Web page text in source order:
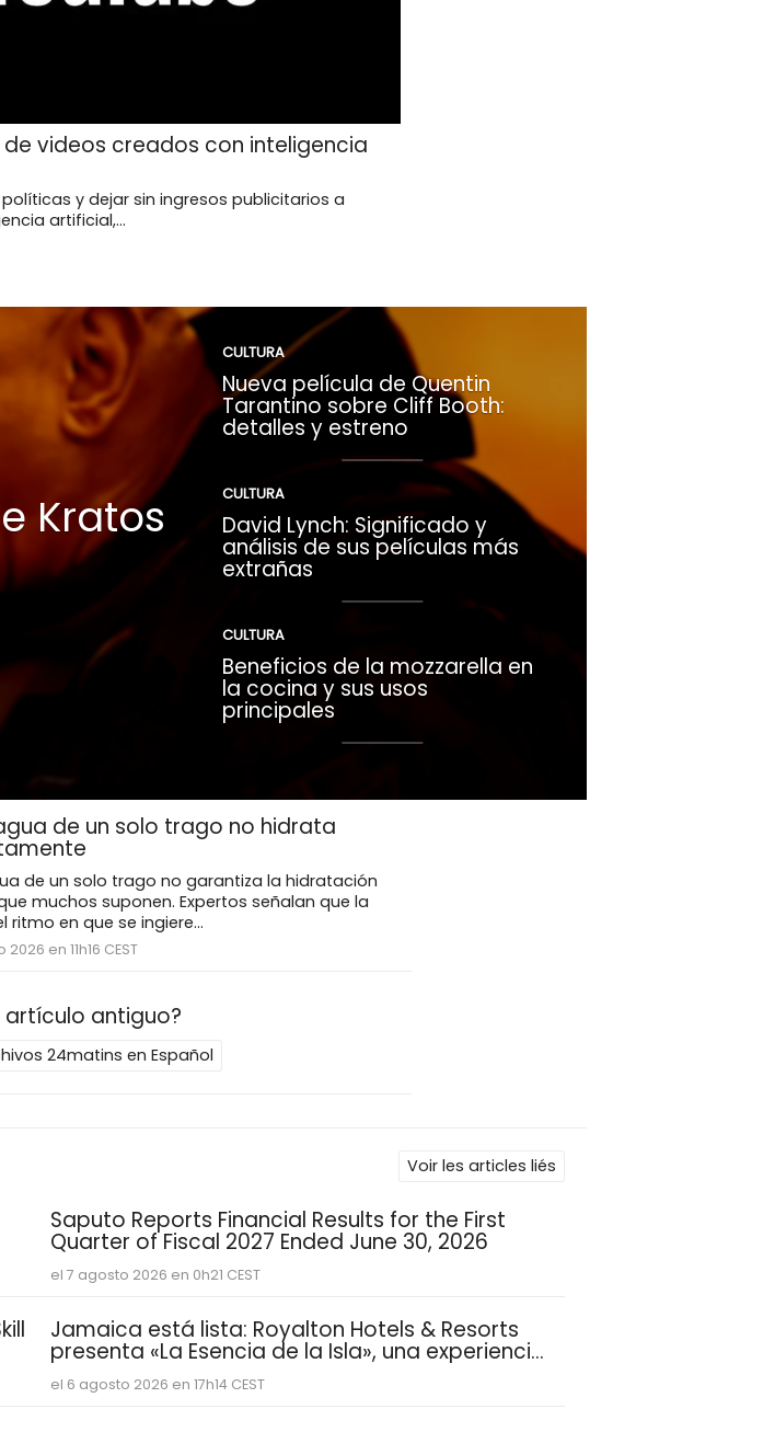
videos creados con inteligencia
y dejar sin ingresos publicitarios a
artificial,...
Kratos
CULTURA
Nueva película de Quentin
Tarantino sobre Cliff Booth:
detalles y estreno
CULTURA
David Lynch: Significado y
análisis de sus películas más
extrañas
CULTURA
Beneficios de la mozzarella en
la cocina y sus usos
principales
de un solo trago no hidrata
de un solo trago no garantiza la hidratación
muchos suponen. Expertos señalan que la
ritmo en que se ingiere...
en 11h16 CEST
artículo antiguo?
24matins en Español
Voir les articles liés
Saputo Reports Financial Results for the First
Quarter of Fiscal 2027 Ended June 30, 2026
el 7 agosto 2026 en 0h21 CEST
Jamaica está lista: Royalton Hotels & Resorts
presenta «La Esencia de la Isla», una experiencia
vacacional para familias
el 6 agosto 2026 en 17h14 CEST